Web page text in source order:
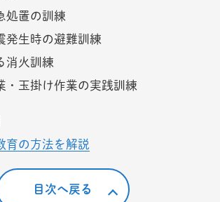
処置の訓練
発生時の避難訓練
消火訓練
・玉掛け作業の実践訓練
育の方法を解説
目次へ戻る